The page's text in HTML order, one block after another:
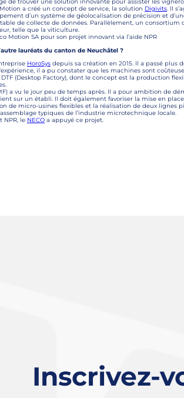
a créé un concept de service, la solution Digivits. Il
d’un système de géolocalisation de précision et
de collecte de données. Parallèlement, un
telle que la viticulture.
Motion SA pour son projet innovant via l’aide NPR
lauréats du canton de Neuchâtel ?
HoroSys depuis sa création en 2015. Il a passé plus
il a pu constater que les machines sont
(Desktop Factory), dont le concept est la production
a vu le jour peu de temps après. Il a pour ambition de
sur un établi. Il doit également favoriser la mise en
de micro-usines flexibles et la réalisation de deux lignes
typiques de l’industrie microtechnique locale.
NPR, le NECO a appuyé ce projet.
Inscrivez-